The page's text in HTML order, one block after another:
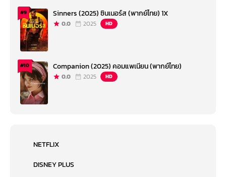
#9 Sinners (2025) ซินเนอร์ส (พากย์ไทย) 1X
0.0 2025 HD
#10 Companion (2025) คอมแพเนียน (พากย์ไทย)
0.0 2025 HD
NETFLIX
DISNEY PLUS